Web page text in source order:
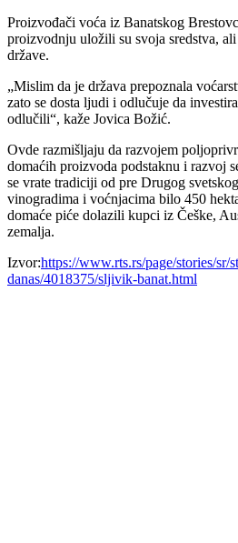
Proizvođači voća iz Banatskog
proizvodnju uložili su svoja sredstva,
države.
„Mislim da je država prepoznala
zato se dosta ljudi i odlučuje da
odlučili“, kaže Jovica Božić.
Ovde razmišljaju da razvojem
domaćih proizvoda podstaknu i razvoj
se vrate tradiciji od pre Drugog
vinogradima i voćnjacima bilo 450
domaće piće dolazili kupci iz Češke,
zemalja.
Izvor:https://www.rts.rs/page/stories/sr/
danas/4018375/sljivik-banat.html